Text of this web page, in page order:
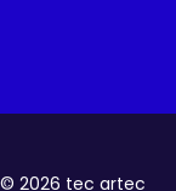
© 2026 tec artec